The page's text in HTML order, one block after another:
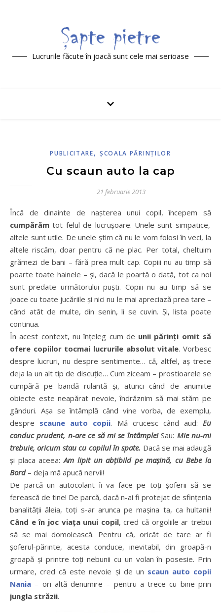
Lucrurile făcute în joacă sunt cele mai serioase
PUBLICITARE, ŞCOALA PĂRINŢILOR
Cu scaun auto la cap
21 februarie 2013
Încă de dinainte de nașterea unui copil, începem să
cumpărăm tot felul de lucrușoare. Unele sunt simpatice,
altele sunt utile. De unele știm că nu le vom folosi în veci, la
altele riscăm, doar pentru că ne plac. Per total, cheltuim
grămezi de bani – fără prea mult cap. Copiii nu au timp să
poarte toate hainele – și, dacă le poartă o dată, tot ca noi
sunt predate următorului puști. Copiii nu au timp să se
joace cu toate jucăriile și nici nu le mai apreciază prea tare –
când atât de multe, din senin, li se cuvin. Și, lista poate
continua.
În acest context, nu înțeleg cum de unii părinți omit să
ofere copiilor tocmai lucrurile absolut vitale. Vorbesc
despre lucruri, nu despre sentimente… că, altfel, aș trece
deja la un alt tip de discuție… Cum ziceam – prostioarele se
cumpără pe bandă rulantă și, atunci când de anumite
obiecte este neapărat nevoie, îndrăznim să mai stăm pe
gânduri. Așa se întâmplă când vine vorba, de exemplu,
despre scaune auto copii. Mă crucesc când aud: Eu
conduc prudent, n-are ce să mi se întâmple!Sau: Mie nu-mi
trebuie, oricum stau cu copilul în spate. Dacă se mai adaugă
și placa aceea:Am lipit un abțibild pe mașină, cu Bebe la
Bord– deja mă apucă nervii!
De parcă un autocolant îi va face pe toți șoferii să se
ferească de tine! De parcă, dacă n-ai fi protejat de sfințenia
banalității ăleia, toți s-ar arunca pe mașina ta, ca hultanii!
Când e în joc viața unui copil, cred că orgoliile ar trebui
să se mai domolească. Pentru că, oricât de tare ar fi
șoferul-părinte, acesta conduce, inevitabil, din groapă-n
groapă și printre toți nebunii cu un volan în posesie. Prin
urmare, cred că este nevoie și de un scaun auto copii
Nania – ori altă denumire – pentru a trece cu bine prin
jungla străzii.